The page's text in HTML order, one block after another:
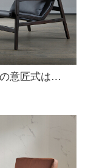
フェニィの意匠式はきわめて簡単で、真皮の実木のソファー椅子に手すりの客間のデザイナーの項のアイデアのレジャーの椅子760*870*830 mmを持って整頓します。